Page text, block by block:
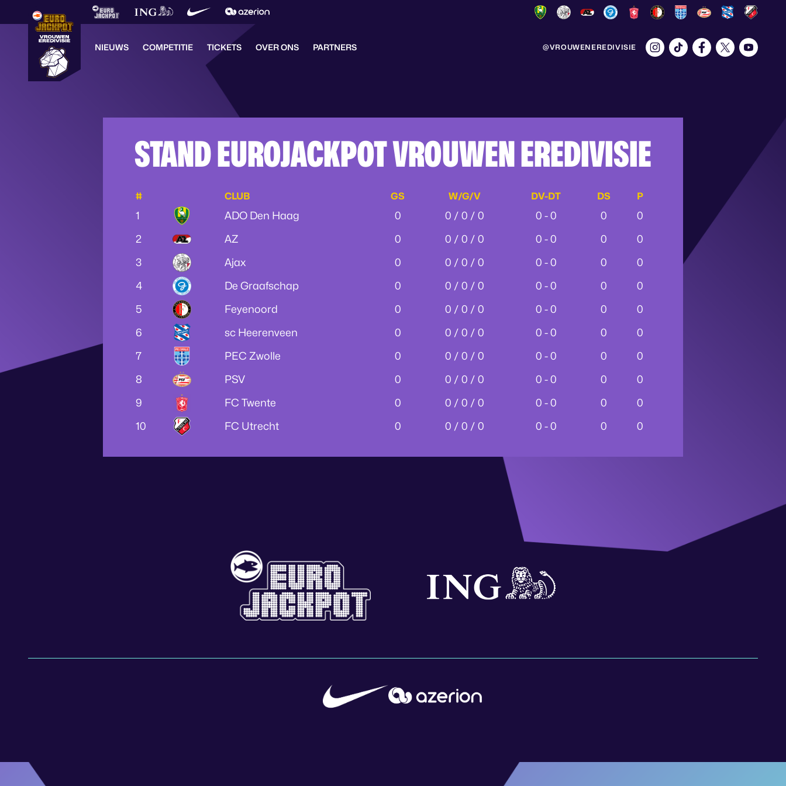
NIEUWS COMPETITIE TICKETS OVER ONS PARTNERS @VROUWENEREDIVISIE
STAND EUROJACKPOT VROUWEN EREDIVISIE
# CLUB GS W/G/V DV-DT DS P
1 ADO Den Haag 0 0 / 0 / 0 0 - 0 0
0
2
AZ 0 0 / 0 / 0 0 - 0 0
0
3
Ajax 0 0 / 0 / 0 0 - 0 0
0
4
De Graafschap 0 0 / 0 / 0 0 - 0 0
0
5
Feyenoord 0 0 / 0 / 0 0 - 0 0
0
6
sc Heerenveen 0 0 / 0 / 0 0 - 0 0
0
7
PEC Zwolle 0 0 / 0 / 0 0 - 0 0
0
8
PSV 0 0 / 0 / 0 0 - 0 0
0
9
FC Twente 0 0 / 0 / 0 0 - 0 0
0
10
FC Utrecht 0 0 / 0 / 0 0 - 0 0 0